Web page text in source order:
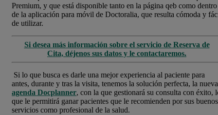
Premium, y que está disponible tanto en la página qeb como dentro
de la aplicación para móvil de Doctoralia, que resulta cómoda y
de utilizar.
Si desea más información sobre el servicio de Reserva de
Cita, déjenos sus datos y le contactaremos.
Si lo que busca es darle una mejor experiencia al paciente para
antes, durante y tras la visita, tenemos la solución perfecta, la nueva
agenda Docplanner, con la que gestionará su consulta con éxito,
que le permitirá ganar pacientes que le recomienden por sus buenos
servicios como profesional de la salud.